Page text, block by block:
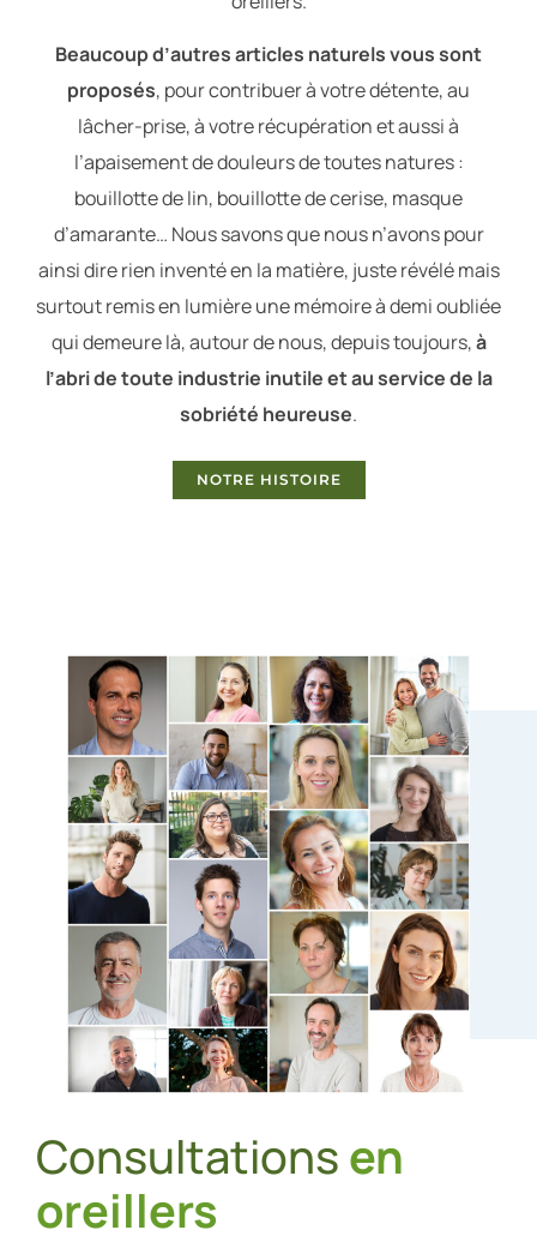
Beaucoup d’autres articles naturels vous sont
proposés, pour contribuer à votre détente, au
lâcher-prise, à votre récupération et aussi à
l’apaisement de douleurs de toutes natures :
bouillotte de lin, bouillotte de cerise, masque
d’amarante… Nous savons que nous n’avons pour
ainsi dire rien inventé en la matière, juste révélé mais
surtout remis en lumière une mémoire à demi oubliée
qui demeure là, autour de nous, depuis toujours,à
l’abri de toute industrie inutile et au service de la
sobriété heureuse.
NOTRE HISTOIRE
Consultationsen
oreillers